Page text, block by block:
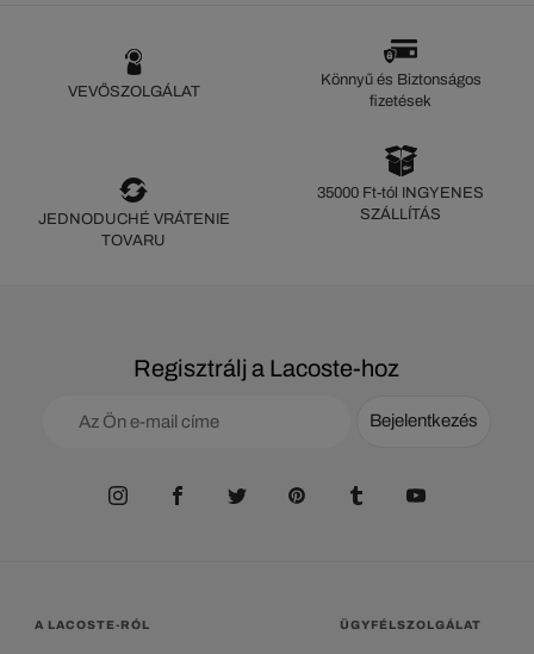
VEVŐSZOLGÁLAT
Könnyű és Biztonságos
fizetések
JEDNODUCHÉ VRÁTENIE
TOVARU
35000 Ft-tól INGYENES
SZÁLLÍTÁS
Regisztrálj a Lacoste-hoz
Bejelentkezés
A LACOSTE-RÓL ÜGYFÉLSZOLGÁLAT